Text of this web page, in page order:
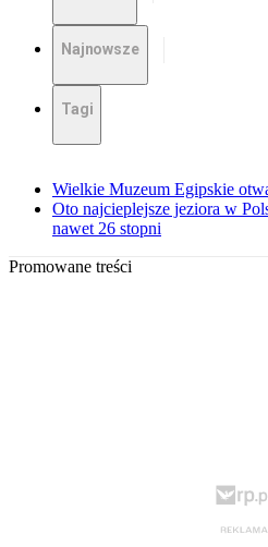
Najnowsze
Tagi
Wielkie Muzeum Egipskie
Oto najcieplejsze jeziora w
nawet 26 stopni
Promowane treści